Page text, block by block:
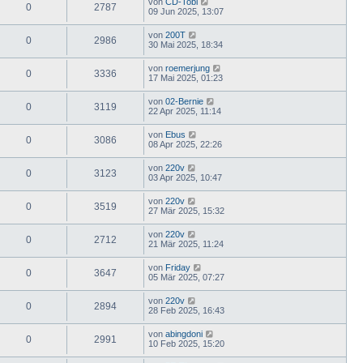
0 2787
09 Jun 2025, 13:07
0 2986 von 200T
30 Mai 2025, 18:34
0 3336 von roemerjung
17 Mai 2025, 01:23
0 3119 von 02-Bernie
22 Apr 2025, 11:14
0 3086 von Ebus
08 Apr 2025, 22:26
0 3123 von 220v
03 Apr 2025, 10:47
0 3519 von 220v
27 Mär 2025, 15:32
0 2712 von 220v
21 Mär 2025, 11:24
0 3647 von Friday
05 Mär 2025, 07:27
0 2894 von 220v
28 Feb 2025, 16:43
0 2991 von abingdoni
10 Feb 2025, 15:20